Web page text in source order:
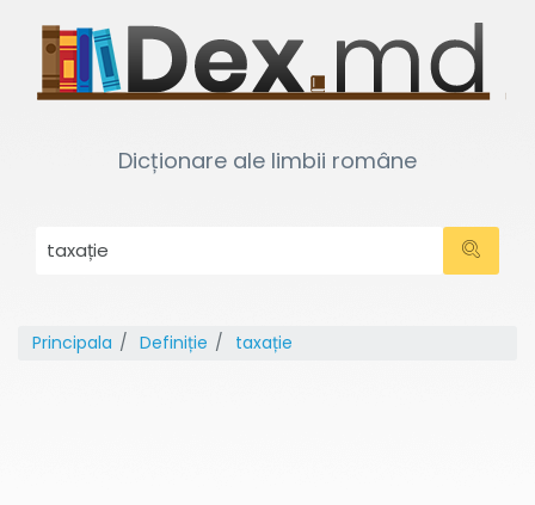
Dicționare ale limbii române
Principala Definiție taxație